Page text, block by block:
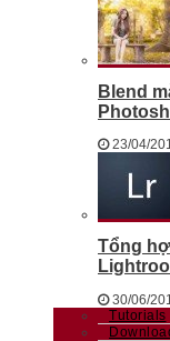
Blend
23/04/
Tổng
30/06/
Tutorials